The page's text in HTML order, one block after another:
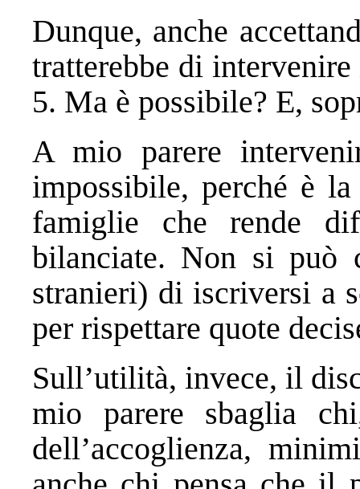
Dunque, anche
tratterebbe di
5. Ma è possibile? E,
A mio parere
impossibile, perché è
famiglie che rende
bilanciate. Non si può
stranieri) di iscriversi a
per rispettare quote
Sull’utilità, invece, il
mio parere sbaglia
dell’accoglienza,